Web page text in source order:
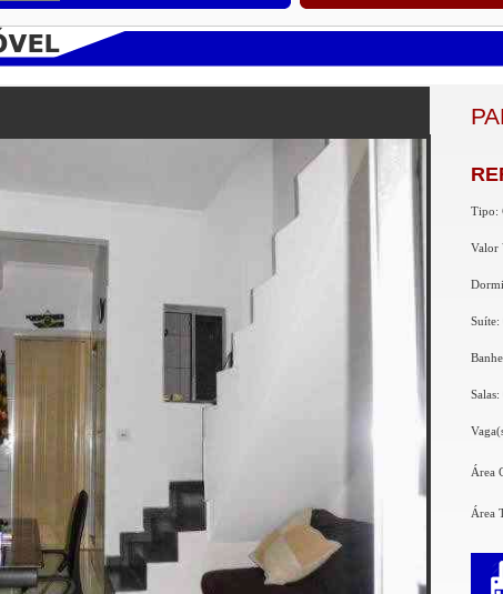
Tipo:
Valor
Suíte:
Salas:
Área
Área